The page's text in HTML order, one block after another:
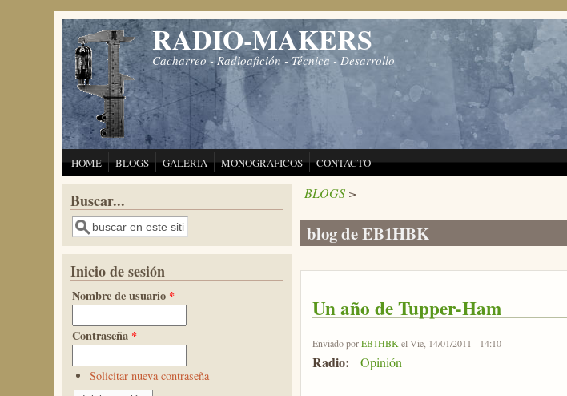
Pasar al contenido principal RADIO-MAKERS
Cacharreo - Radioafición - Técnica - Desarrollo
HOME BLOGS GALERIA MONOGRAFICOS CONTACTO
BLOGS>
blog de EB1HBK
Un año de Tupper-Ham
Enviado porEB1HBKel Vie, 14/01/2011 - 14:10
Radio: Opinión
Buscar...
Buscar
Inicio de sesión
Nombre de usuario *
Contraseña *
Solicitar nueva contraseña